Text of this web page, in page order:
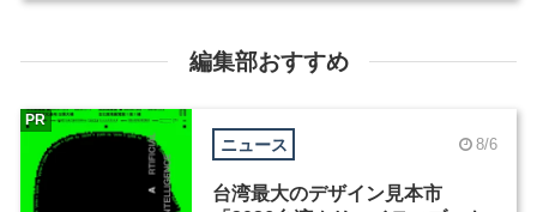
編集部おすすめ
ニュース 8/6
台湾最大のデザイン見本市
PR